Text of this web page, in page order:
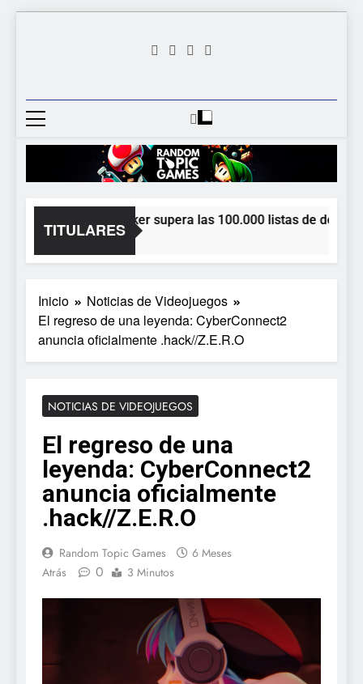
Random
Games
Videojuego Favorito
TITULARES
Dungeon Lurker supera las 100.000 listas de
2 Horas Atrás
Inicio
Noticias de Videojuegos
El regreso de una leyenda: CyberConnect2
anuncia oficialmente .hack//Z.E.R.O
NOTICIAS DE VIDEOJUEGOS
El regreso de una
leyenda: CyberConnect2
anuncia oficialmente
.hack//Z.E.R.O
Random Topic Games
6 Meses
Atrás
0 3 Minutos